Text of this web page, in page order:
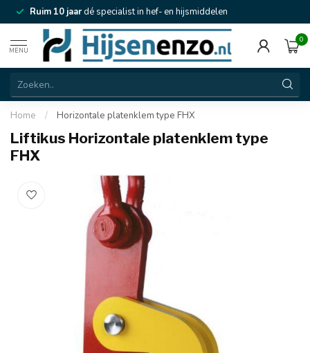
Ruim 10 jaardé specialist in hef- en hijsmiddelen
MENU
0
Home / Horizontale platenklem type FHX
Liftikus Horizontale platenklem type
FHX